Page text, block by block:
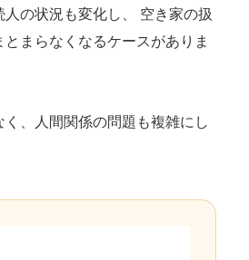
の状況も変化し、 空き家の扱
まらなくなるケースがありま
、人間関係の問題も複雑にし